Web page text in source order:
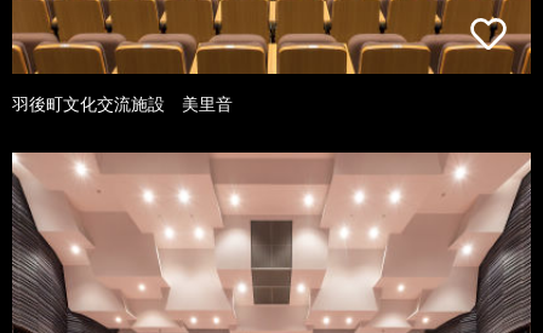
羽後町文化交流施設 美里音